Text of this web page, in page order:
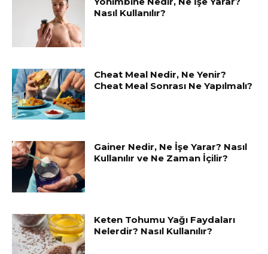
Nasıl Kullanılır?
Cheat Meal Nedir, Ne Yenir?
Cheat Meal Sonrası Ne Yapılmalı?
Gainer Nedir, Ne İşe Yarar? Nasıl
Kullanılır ve Ne Zaman İçilir?
Keten Tohumu Yağı Faydaları
Nelerdir? Nasıl Kullanılır?